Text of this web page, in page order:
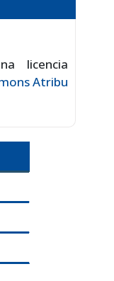
licencia
Atribu